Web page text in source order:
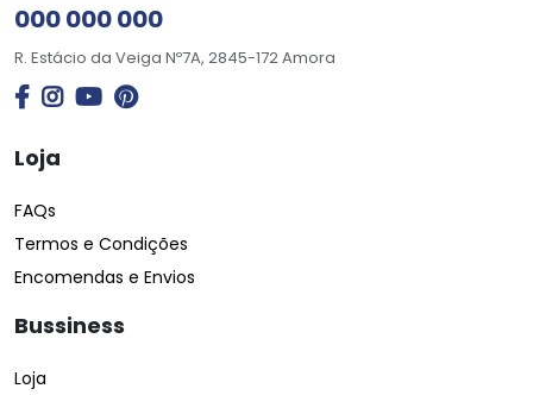
000 000 000
R. Estácio da Veiga Nº7A, 2845-172 Amora
Loja
FAQs
Termos e Condições
Encomendas e Envios
Bussiness
Loja